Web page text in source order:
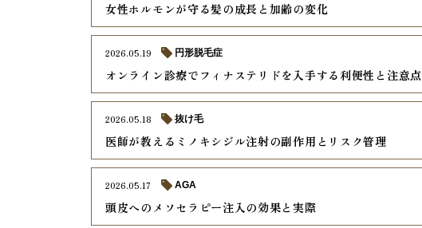
女性ホルモンが守る髪の成長と加齢の変化
オンライン診療でフィナステリドを入手する利便性と注意点
2026.05.19 円形脱毛症
医師が教えるミノキシジル注射の副作用とリスク管理
2026.05.18 抜け毛
頭皮へのメソセラピー注入の効果と実際
2026.05.17 AGA